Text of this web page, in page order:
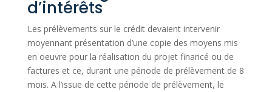
d’intérêts
Les prélèvements sur le crédit devaient intervenir
moyennant présentation d’une copie des moyens mis
en oeuvre pour la réalisation du projet financé ou de
factures et ce, durant une période de prélèvement de 8
mois. A l’issue de cette période de prélèvement, le